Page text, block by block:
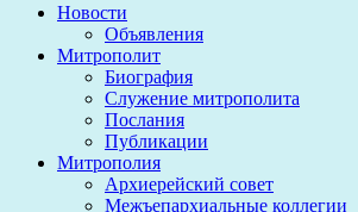
Новости
Объявления
Митрополит
Биография
Служение митрополита
Послания
Публикации
Митрополия
Архиерейский совет
Межъепархиальные коллегии